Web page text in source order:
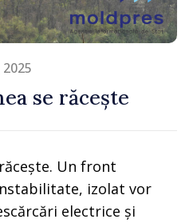
se răcește
Un front
izolat vor
electrice și